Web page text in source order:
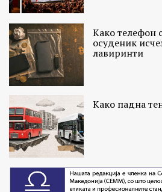
Како телефон
осуденик
лавиринти
Како падна